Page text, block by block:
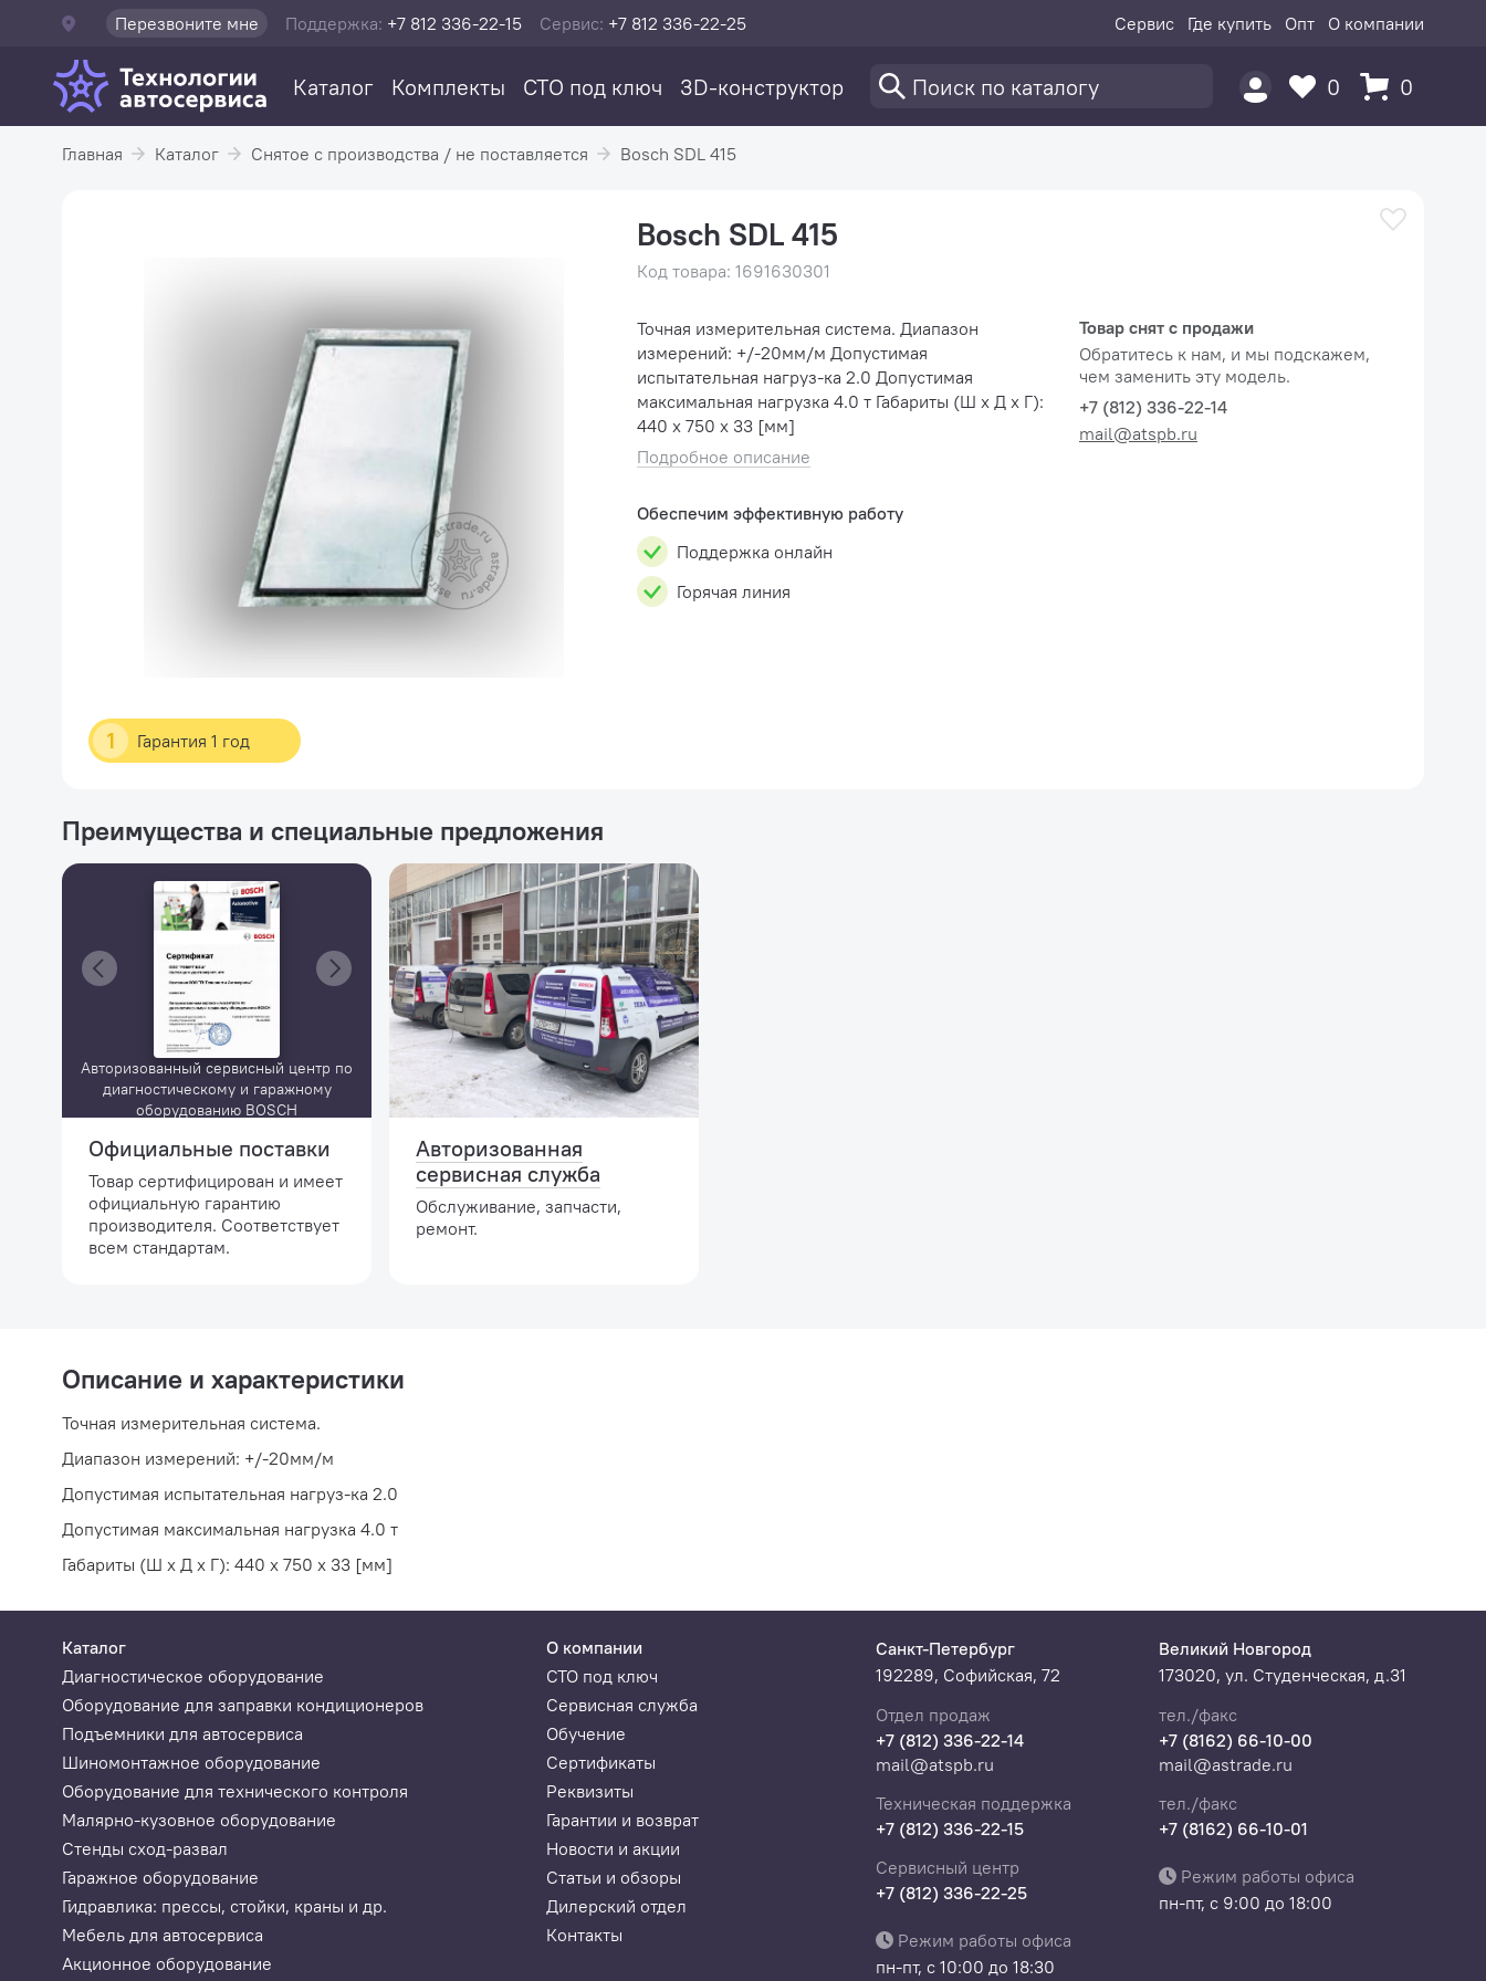
Перезвоните мне Поддержка: +7 812 336-22-15 Сервис: +7 812 336-22-25 Сервис Где купить Опт О компании
Каталог Комплекты СТО под ключ 3D-конструктор 0 0
Главная Каталог Снятое с производства / не поставляется Bosch SDL 415
1 Гарантия 1 год
Bosch SDL 415
Код товара: 1691630301
Точная измерительная система. Диапазон
измерений: +/-20мм/м Допустимая
испытательная нагруз-ка 2.0 Допустимая
максимальная нагрузка 4.0 т Габариты (Ш x Д x Г):
440 x 750 x 33 [мм]
Подробное описание
Обеспечим эффективную работу
Поддержка онлайн
Горячая линия
Товар снят с продажи
Обратитесь к нам, и мы подскажем,
чем заменить эту модель.
+7 (812) 336-22-14
mail@atspb.ru
Преимущества и специальные предложения
Авторизованный сервисный центр по
диагностическому и гаражному
оборудованию BOSCH
Официальные поставки
Товар сертифицирован и имеет
официальную гарантию
производителя. Соответствует
всем стандартам.
Авторизованная
сервисная служба
Обслуживание, запчасти,
ремонт.
Описание и характеристики
Точная измерительная система.
Диапазон измерений: +/-20мм/м
Допустимая испытательная нагруз-ка 2.0
Допустимая максимальная нагрузка 4.0 т
Габариты (Ш x Д x Г): 440 x 750 x 33 [мм]
Каталог
Диагностическое оборудование
Оборудование для заправки кондиционеров
Подъемники для автосервиса
Шиномонтажное оборудование
Оборудование для технического контроля
Малярно-кузовное оборудование
Стенды сход-развал
Гаражное оборудование
Гидравлика: прессы, стойки, краны и др.
Мебель для автосервиса
Акционное оборудование
О компании
СТО под ключ
Сервисная служба
Обучение
Сертификаты
Реквизиты
Гарантии и возврат
Новости и акции
Статьи и обзоры
Дилерский отдел
Контакты
Санкт-Петербург
192289, Софийская, 72
Отдел продаж
+7 (812) 336-22-14
mail@atspb.ru
Техническая поддержка
+7 (812) 336-22-15
Сервисный центр
+7 (812) 336-22-25
Режим работы офиса
пн-пт, с 10:00 до 18:30
Великий Новгород
173020, ул. Студенческая, д.31
тел./факс
+7 (8162) 66-10-00
mail@astrade.ru
тел./факс
+7 (8162) 66-10-01
Режим работы офиса
пн-пт, с 9:00 до 18:00